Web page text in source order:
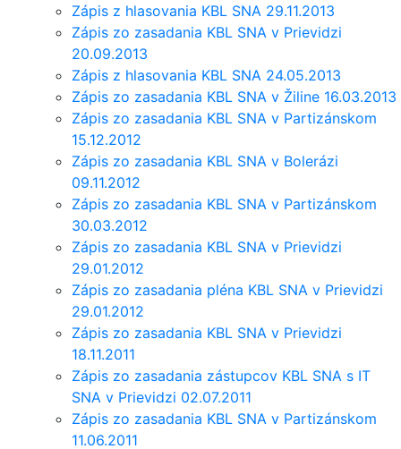
Zápis z hlasovania KBL SNA 29.11.2013
Zápis zo zasadania KBL SNA v Prievidzi
20.09.2013
Zápis z hlasovania KBL SNA 24.05.2013
Zápis zo zasadania KBL SNA v Žiline 16.03.2013
Zápis zo zasadania KBL SNA v Partizánskom
15.12.2012
Zápis zo zasadania KBL SNA v Bolerázi
09.11.2012
Zápis zo zasadania KBL SNA v Partizánskom
30.03.2012
Zápis zo zasadania KBL SNA v Prievidzi
29.01.2012
Zápis zo zasadania pléna KBL SNA v Prievidzi
29.01.2012
Zápis zo zasadania KBL SNA v Prievidzi
18.11.2011
Zápis zo zasadania zástupcov KBL SNA s IT
SNA v Prievidzi 02.07.2011
Zápis zo zasadania KBL SNA v Partizánskom
11.06.2011